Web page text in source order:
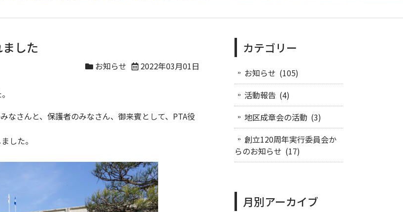
した
お知らせ 2022年03月01日
なさんと、保護者のみなさん、御来賓として、PTA役
した。
カテゴリー
お知らせ (105)
活動報告 (4)
地区成章会の活動 (3)
創立120周年実行委員会か
らのお知らせ (17)
月別アーカイブ